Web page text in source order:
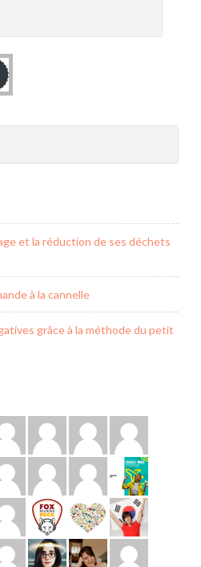
et la réduction de ses déchets
à la cannelle
grâce à la méthode du petit